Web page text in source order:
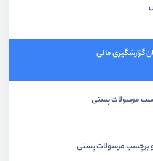
گزارشگیری مالی
مرسولات پستی
و برچسب مرسولات پستی